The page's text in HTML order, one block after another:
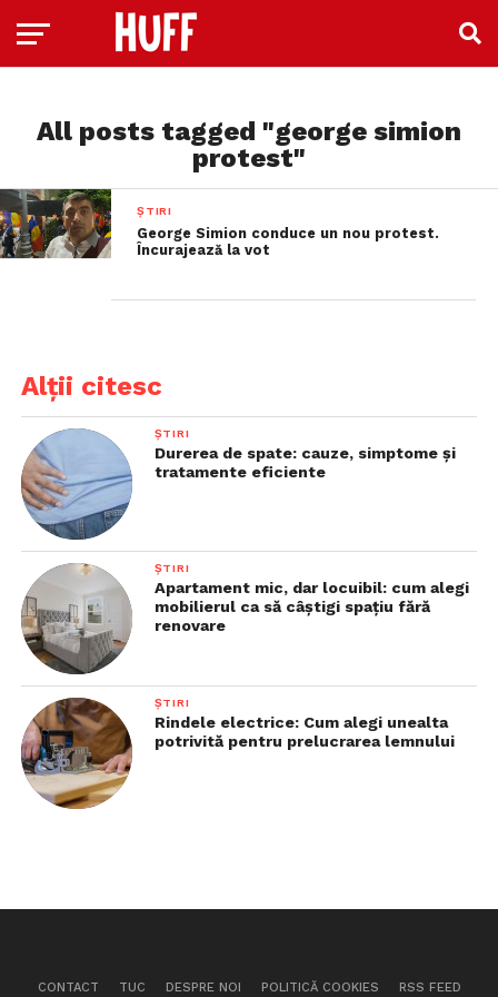
All posts tagged "george simion
protest"
ȘTIRI
George Simion conduce un nou protest.
Încurajează la vot
Alții citesc
ȘTIRI
Durerea de spate: cauze, simptome și
tratamente eficiente
ȘTIRI
Apartament mic, dar locuibil: cum alegi
mobilierul ca să câștigi spațiu fără
renovare
ȘTIRI
Rindele electrice: Cum alegi unealta
potrivită pentru prelucrarea lemnului
CONTACT TUC DESPRE NOI POLITICĂ COOKIES RSS FEED